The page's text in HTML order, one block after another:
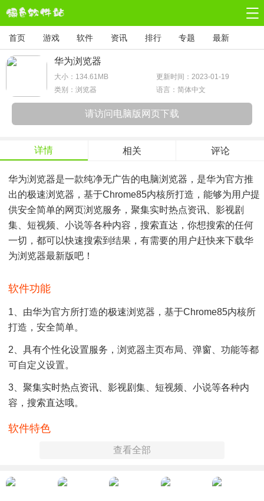
首页 游戏 软件 资讯 排行 专题 最新
华为浏览器
大小： 134.61MB
更新时间：2023-01-19
类别：浏览器
语言：简体中文
请访问电脑版网页下载
详情 相关 评论
华为浏览器是一款纯净无广告的电脑浏览器，是华为官方推
出的极速浏览器，基于Chrome85内核所打造，能够为用户提
供安全简单的网页浏览服务，聚集实时热点资讯、影视剧
集、短视频、小说等各种内容，搜索直达，你想搜索的任何
一切，都可以快速搜索到结果，有需要的用户赶快来下载华
为浏览器最新版吧！
软件功能
1、由华为官方所打造的极速浏览器，基于Chrome85内核所
打造，安全简单。
2、具有个性化设置服务，浏览器主页布局、弹窗、功能等都
可自定义设置。
3、聚集实时热点资讯、影视剧集、短视频、小说等各种内
容，搜索直达哦。
软件特色
1、提供多个实用的拓展插件，包括自选壁纸、视频剪辑、二
2、简约纯净，无痕、无广告网页浏览，为用户带来极致纯净
查看全部